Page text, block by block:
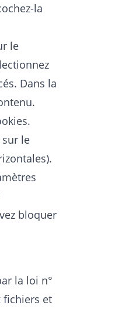
la
le
Dans la
sur le
bloquer
la loi n°
fichiers et